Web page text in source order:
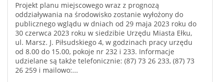
Projekt planu miejscowego wraz z prognozą
oddziaływania na środowisko zostanie wyłożony do
publicznego wglądu w dniach od 29 maja 2023 roku do
30 czerwca 2023 roku w siedzibie Urzędu Miasta Ełku,
ul. Marsz. J. Piłsudskiego 4, w godzinach pracy urzędu
od 8.00 do 15.00, pokoje nr 232 i 233. Informacje
udzielane są także telefonicznie: (87) 73 26 233, (87) 73
26 259 i mailowo:...